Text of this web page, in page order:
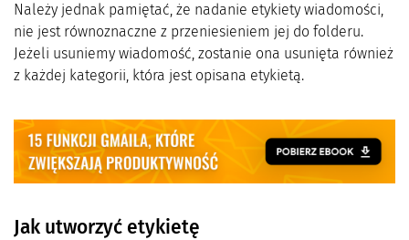
Należy jednak pamiętać, że nadanie etykiety wiadomości,
nie jest równoznaczne z przeniesieniem jej do folderu.
Jeżeli usuniemy wiadomość, zostanie ona usunięta również
z każdej kategorii, która jest opisana etykietą.
Jak utworzyć etykietę